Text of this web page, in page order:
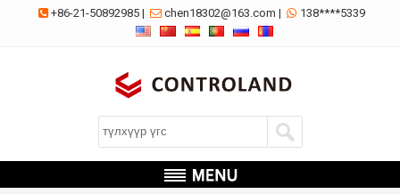
 +86-21-50892985 |  chen18302@163.com |  138****5339